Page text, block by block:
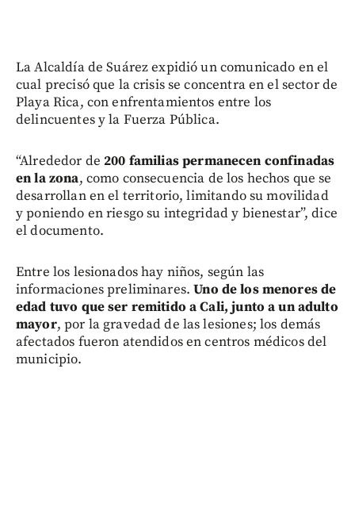
La Alcaldía de Suárez expidió un comunicado en el
cual precisó que la crisis se concentra en el sector de
Playa Rica, con enfrentamientos entre los
delincuentes y la Fuerza Pública.
“Alrededor de200 familias permanecen confinadas
en la zona, como consecuencia de los hechos que se
desarrollan en el territorio, limitando su movilidad
y poniendo en riesgo su integridad y bienestar”, dice
el documento.
Entre los lesionados hay niños, según las
informaciones preliminares.Uno de los menores de
edad tuvo que ser remitido a Cali, junto a un adulto
mayor, por la gravedad de las lesiones; los demás
afectados fueron atendidos en centros médicos del
municipio.